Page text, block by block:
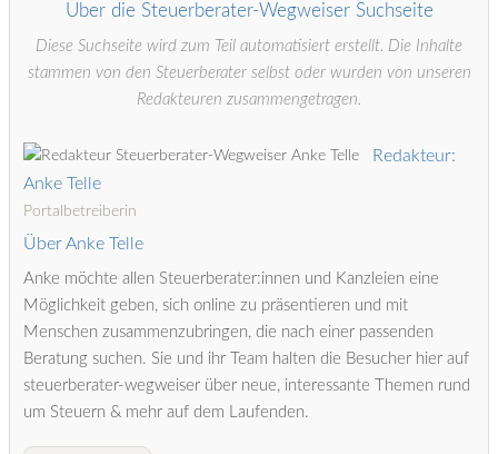
Über die Steuerberater-Wegweiser Suchseite
Diese Suchseite wird zum Teil automatisiert erstellt. Die Inhalte
stammen von den Steuerberater selbst oder wurden von unseren
Redakteuren zusammengetragen.
Redakteur:
Anke Telle
Portalbetreiberin
Über Anke Telle
Anke möchte allen Steuerberater:innen und Kanzleien eine
Möglichkeit geben, sich online zu präsentieren und mit
Menschen zusammenzubringen, die nach einer passenden
Beratung suchen. Sie und ihr Team halten die Besucher hier auf
steuerberater-wegweiser über neue, interessante Themen rund
um Steuern & mehr auf dem Laufenden.